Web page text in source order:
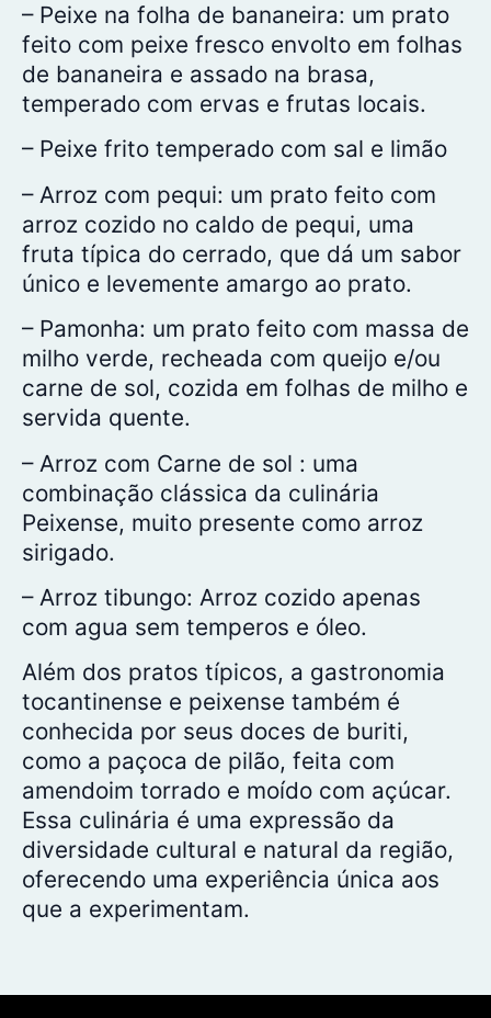
– Peixe na folha de bananeira: um prato
feito com peixe fresco envolto em folhas
de bananeira e assado na brasa,
temperado com ervas e frutas locais.
– Peixe frito temperado com sal e limão
– Arroz com pequi: um prato feito com
arroz cozido no caldo de pequi, uma
fruta típica do cerrado, que dá um sabor
único e levemente amargo ao prato.
– Pamonha: um prato feito com massa de
milho verde, recheada com queijo e/ou
carne de sol, cozida em folhas de milho e
servida quente.
– Arroz com Carne de sol : uma
combinação clássica da culinária
Peixense, muito presente como arroz
sirigado.
– Arroz tibungo: Arroz cozido apenas
com agua sem temperos e óleo.
Além dos pratos típicos, a gastronomia
tocantinense e peixense também é
conhecida por seus doces de buriti,
como a paçoca de pilão, feita com
amendoim torrado e moído com açúcar.
Essa culinária é uma expressão da
diversidade cultural e natural da região,
oferecendo uma experiência única aos
que a experimentam.